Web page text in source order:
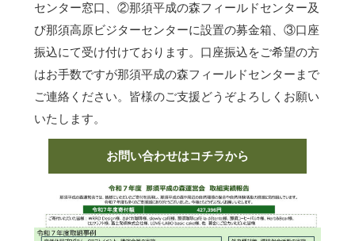
センター窓口、②那須平成の森フィールドセンター及
び那須高原ビジターセンターに設置の募金箱、③口座
振込にて受け付けております。口座振込をご希望の方
はお手数ですが那須平成の森フィールドセンターまで
ご連絡ください。皆様のご支援どうぞよろしくお願い
いたします。
お問い合わせはコチラから